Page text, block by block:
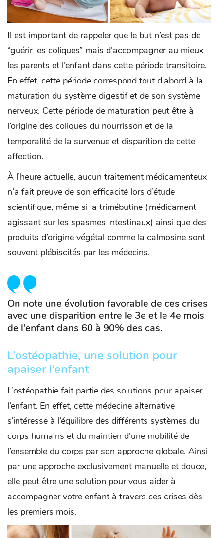
Il est important de rappeler que le but n’est pas de
“guérir les coliques” mais d’accompagner au mieux
les parents et l’enfant dans cette période transitoire.
En effet, cette période correspond tout d’abord à la
maturation du système digestif et de son système
nerveux. Cette période de maturation peut être à
l’origine des coliques du nourrisson et de la
temporalité de la survenue et disparition de cette
affection.
À l’heure actuelle, aucun traitement médicamenteux
n’a fait preuve de son efficacité lors d’étude
scientifique, même si la trimébutine (médicament
agissant sur les spasmes intestinaux) ainsi que des
produits d’origine végétal comme la calmosine sont
souvent plébiscités par les médecins.
On note une évolution favorable de ces crises
avec une disparition entre le 3e et le 4e mois
de l’enfant dans 60 à 90% des cas.
L’ostéopathie, une solution pour
apaiser l’enfant
L’ostéopathie fait partie des solutions pour apaiser
l’enfant. En effet, cette médecine alternative
s’intéresse à l’équilibre des différents systèmes du
corps humains et du maintien d’une mobilité de
l’ensemble du corps par son approche globale. Ainsi
par une approche exclusivement manuelle et douce,
elle peut être une solution pour vous aider à
accompagner votre enfant à travers ces crises dès
les premiers mois.